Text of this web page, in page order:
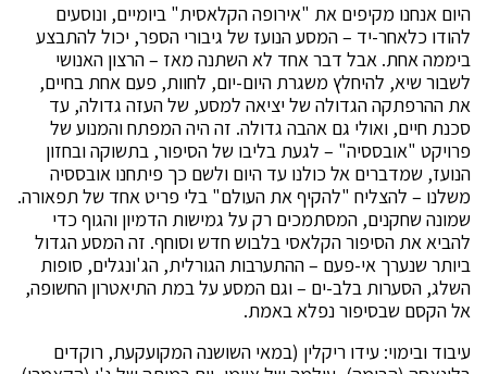
היום אנחנו מקיפים את "אירופה הקלאסית" ביומיים, ונוסעים
להודו כלאחר-יד – המסע הנועז של גיבורי הספר, יכול להתבצע
ביממה אחת. אבל דבר אחד לא השתנה מאז – הרצון האנושי
לשבור שיא, להיחלץ משגרת היום-יום, לחוות, פעם אחת בחיים,
את ההרפתקה הגדולה של יציאה למסע, של העזה גדולה, עד
סכנת חיים, ואולי גם אהבה גדולה. זה היה המפתח והמנוע של
פרויקט "אובססיה" – לגעת בליבו של הסיפור, בתשוקה ובחזון
הנועז, שמדברים אל כולנו עד היום ולשם כך פיתחנו אובססיה
משלנו – להצליח "להקיף את העולם" בלי פריט אחד של תפאורה.
שמונה שחקנים, המסתמכים רק על גמישות הדמיון והגוף כדי
להביא את הסיפור הקלאסי בלבוש חדש וסוחף. זה המסע הגדול
ביותר שנערך אי-פעם – ההתערבות הגורלית, הג'ונגלים, סופות
השלג, הסערות בלב-ים – וגם המסע על במת התיאטרון החשופה,
אל הקסם שבסיפור נפלא באמת.
עיבוד ובימוי: עידו ריקלין (במאי השושנה המקועקעת, רוקדים